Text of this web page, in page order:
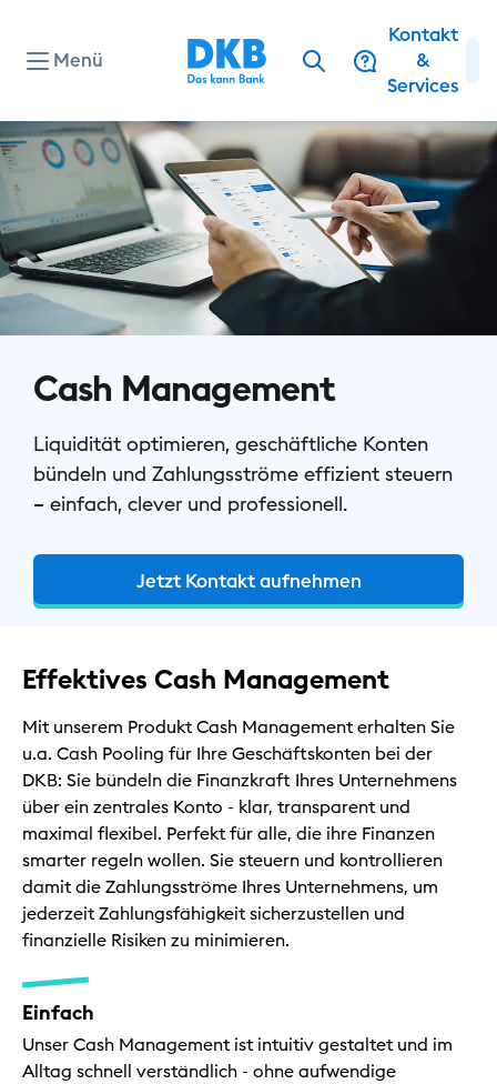
Menü
Kontakt
&
Services
Wohnungswirtschaft
Erneuerbare Energien
Landwirtschaft & Ernährung
Freie Berufe
Sozialwirtschaft
Tourismus
Kontakt & Services
Privat
Geschäftlich
Cash Management
Liquidität optimieren, geschäftliche Konten
bündeln und Zahlungsströme effizient steuern
– einfach, clever und professionell.
Jetzt Kontakt aufnehmen
Effektives Cash Management
Mit unserem Produkt Cash Management erhalten Sie
u.a. Cash Pooling für Ihre Geschäftskonten bei der
DKB: Sie bündeln die Finanzkraft Ihres Unternehmens
über ein zentrales Konto - klar, transparent und
maximal flexibel. Perfekt für alle, die ihre Finanzen
smarter regeln wollen. Sie steuern und kontrollieren
damit die Zahlungsströme Ihres Unternehmens, um
jederzeit Zahlungsfähigkeit sicherzustellen und
finanzielle Risiken zu minimieren.
Einfach
Unser Cash Management ist intuitiv gestaltet und im
Alltag schnell verständlich - ohne aufwendige